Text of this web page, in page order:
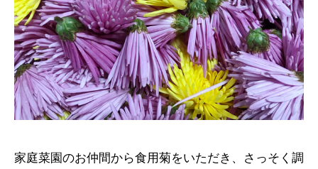
家庭菜園のお仲間から食用菊をいただき、さっそく調